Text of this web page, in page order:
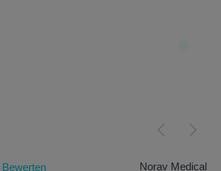
Bewerten Norav Medical